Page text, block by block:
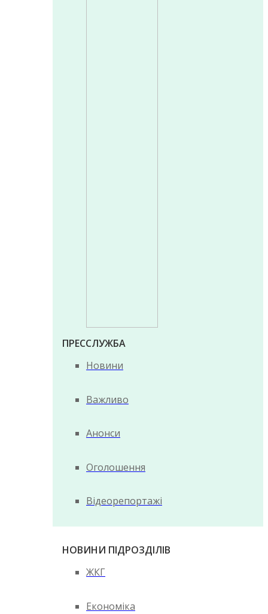
ПРЕССЛУЖБА
Новини
Важливо
Анонси
Оголошення
Відеорепортажі
НОВИНИ ПІДРОЗДІЛІВ
ЖКГ
Економіка